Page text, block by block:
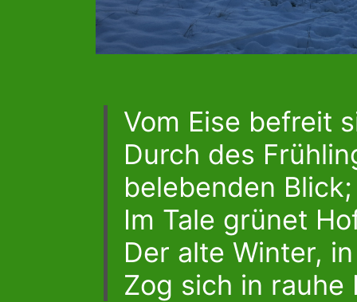
Vom Eise befreit
Durch des
belebenden Blick;
Im Tale grünet
Der alte Winter,
Zog sich in rauhe